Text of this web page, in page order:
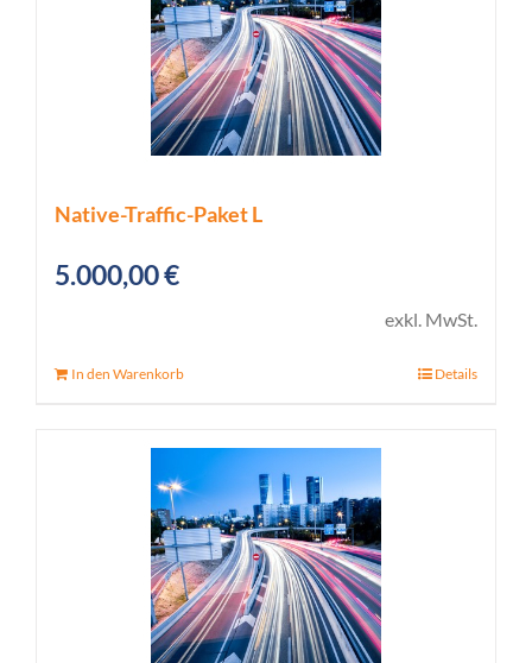
Native-Traffic-Paket L
5.000,00€
exkl. MwSt.
In den Warenkorb Details